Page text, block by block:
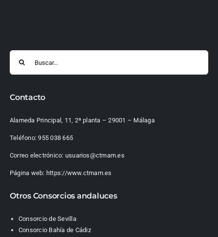
Contacto
Alameda Principal, 11, 2ª planta – 29001 – Málaga
Teléfono:955 038 665
Correo electrónico: usuarios@ctmam.es
Página web: https://www.ctmam.es
Otros Consorcios andaluces
Consorcio de Sevilla
Consorcio Bahía de Cádiz